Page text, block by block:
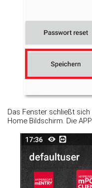
Das Fenster schließt
Home Bildschirm. Die